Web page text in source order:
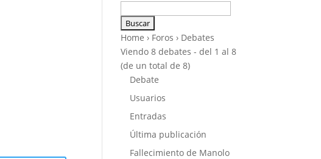
Home › Foros › Debates
Viendo 8 debates - del 1 al 8
(de un total de 8)
Debate
Usuarios
Entradas
Última publicación
Fallecimiento de Manolo